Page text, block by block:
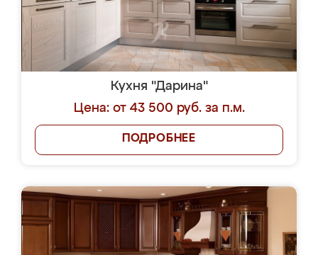
Кухня "Дарина"
Цена: от 43 500 руб. за п.м.
ПОДРОБНЕЕ